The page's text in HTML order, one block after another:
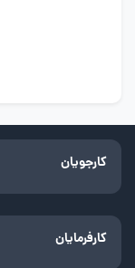
کارجویان
کارفرمایان